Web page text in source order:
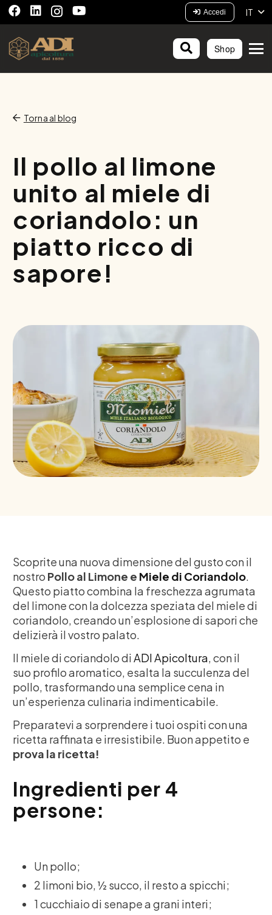
Accedi IT
Shop
Torna al blog
Il pollo al limone
unito al miele di
coriandolo: un
piatto ricco di
sapore!
Scoprite una nuova dimensione del gusto con il
nostro Pollo al Limone e Miele di Coriandolo.
Questo piatto combina la freschezza agrumata
del limone con la dolcezza speziata del miele di
coriandolo, creando un’esplosione di sapori che
delizierà il vostro palato.
Il miele di coriandolo diADI Apicoltura, con il
suo profilo aromatico, esalta la succulenza del
pollo, trasformando una semplice cena in
un’esperienza culinaria indimenticabile.
Preparatevi a sorprendere i tuoi ospiti con una
ricetta raffinata e irresistibile. Buon appetito e
prova la ricetta!
Ingredienti per 4
persone:
Un pollo;
2 limoni bio, ½ succo, il resto a spicchi;
1 cucchiaio di senape a grani interi;